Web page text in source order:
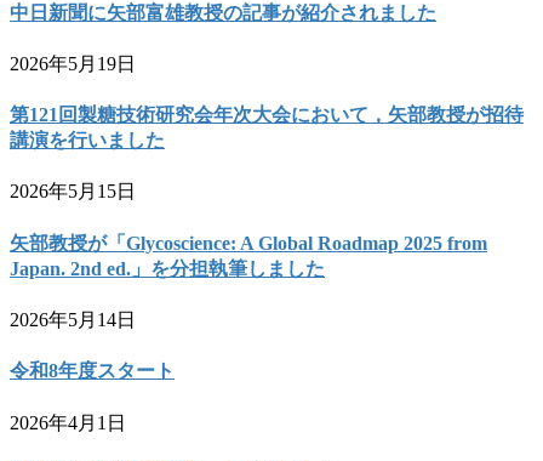
中日新聞に矢部富雄教授の記事が紹介されました
2026年5月19日
第121回製糖技術研究会年次大会において，矢部教授が招待
講演を行いました
2026年5月15日
矢部教授が「Glycoscience: A Global Roadmap 2025 from
Japan. 2nd ed.」を分担執筆しました
2026年5月14日
令和8年度スタート
2026年4月1日